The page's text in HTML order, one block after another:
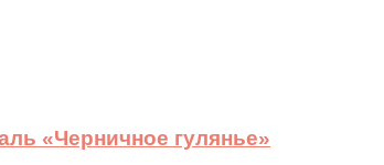
«Черничное гулянье»